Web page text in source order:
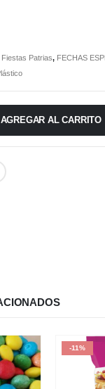
Patrias, FECHAS
AGREGAR AL CARRITO
-11%